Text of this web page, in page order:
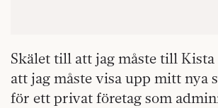
Skälet till att jag måste till Kista
att jag måste visa upp mitt nya
för ett privat företag som